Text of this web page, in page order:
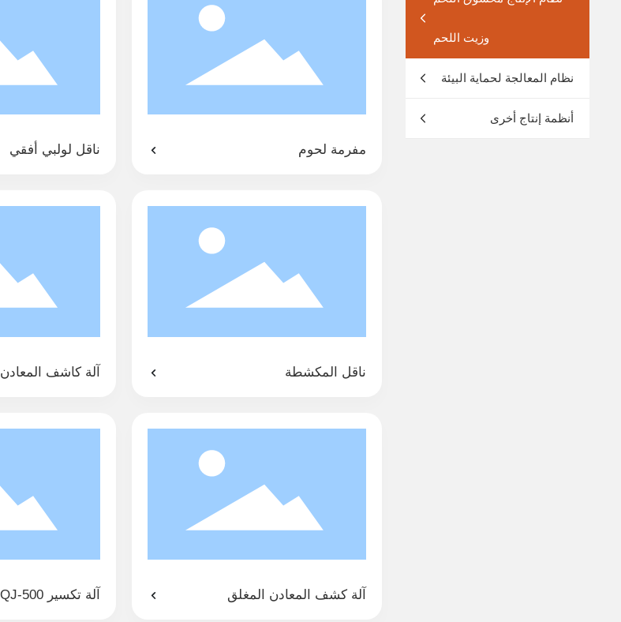
وزيت اللحم
نظام المعالجة لحماية البيئة
أنظمة إنتاج أخرى
مفرمة لحوم ناقل لولبي أفقي
ناقل المكشطة آلة كاشف المعادن
آلة كشف المعادن المغلق آلة تكسير QJ-500